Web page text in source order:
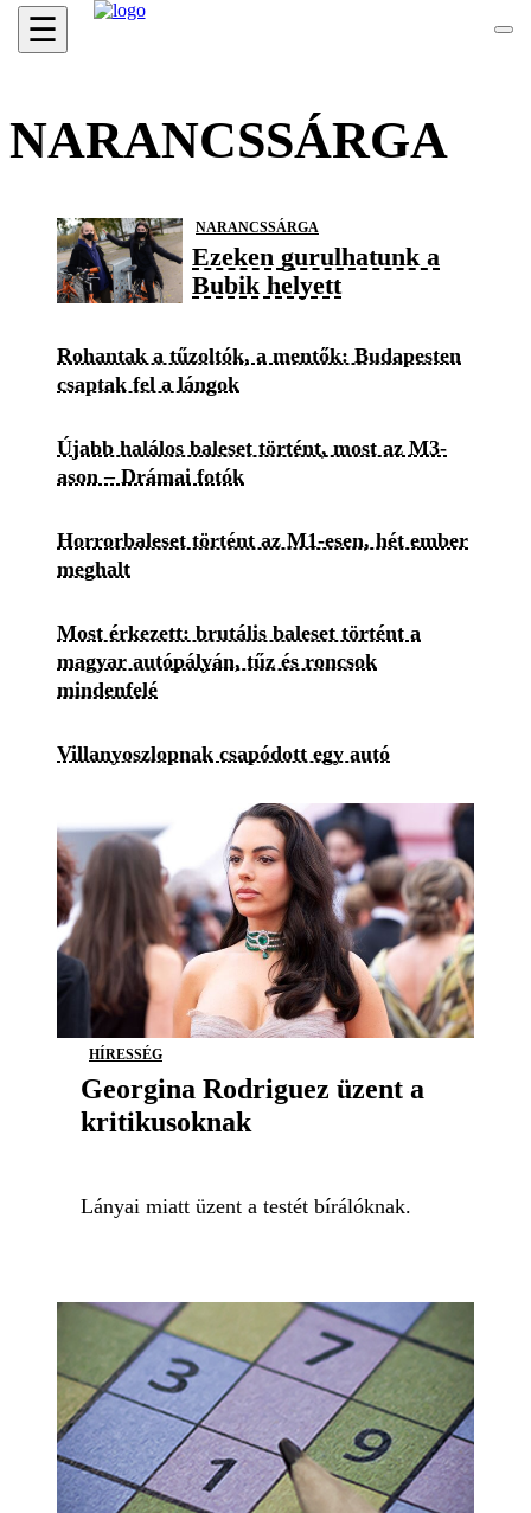
☰
NARANCSSÁRGA
NARANCSSÁRGA
Ezeken gurulhatunk a
Bubik helyett
Rohantak a tűzoltók, a mentők: Budapesten
csaptak fel a lángok
Újabb halálos baleset történt, most az M3-
ason – Drámai fotók
Horrorbaleset történt az M1-esen, hét ember
meghalt
Most érkezett: brutális baleset történt a
magyar autópályán, tűz és roncsok
mindenfelé
Villanyoszlopnak csapódott egy autó
HÍRESSÉG
Georgina Rodriguez üzent a
kritikusoknak
Lányai miatt üzent a testét bírálóknak.